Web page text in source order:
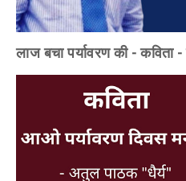
लाज बचा पर्यावरण की - कविता -